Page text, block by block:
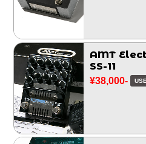
AMT
SS-11
¥38,000-